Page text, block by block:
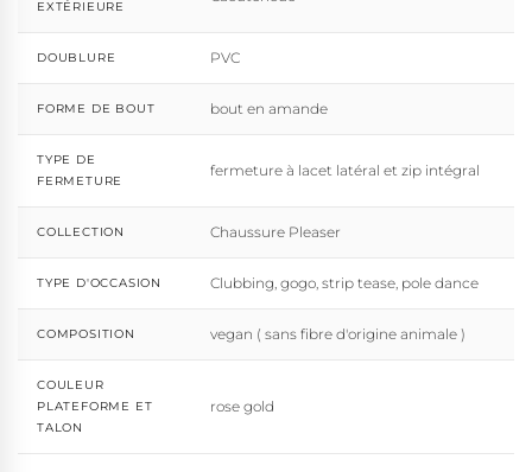
EXTÉRIEURE
DOUBLURE PVC
FORME DE BOUT bout en amande
TYPE DE
FERMETURE
fermeture à lacet latéral et zip intégral
COLLECTION Chaussure Pleaser
TYPE D'OCCASION Clubbing, gogo, strip tease, pole dance
COMPOSITION vegan ( sans fibre d'origine animale )
COULEUR
PLATEFORME ET
TALON
rose gold